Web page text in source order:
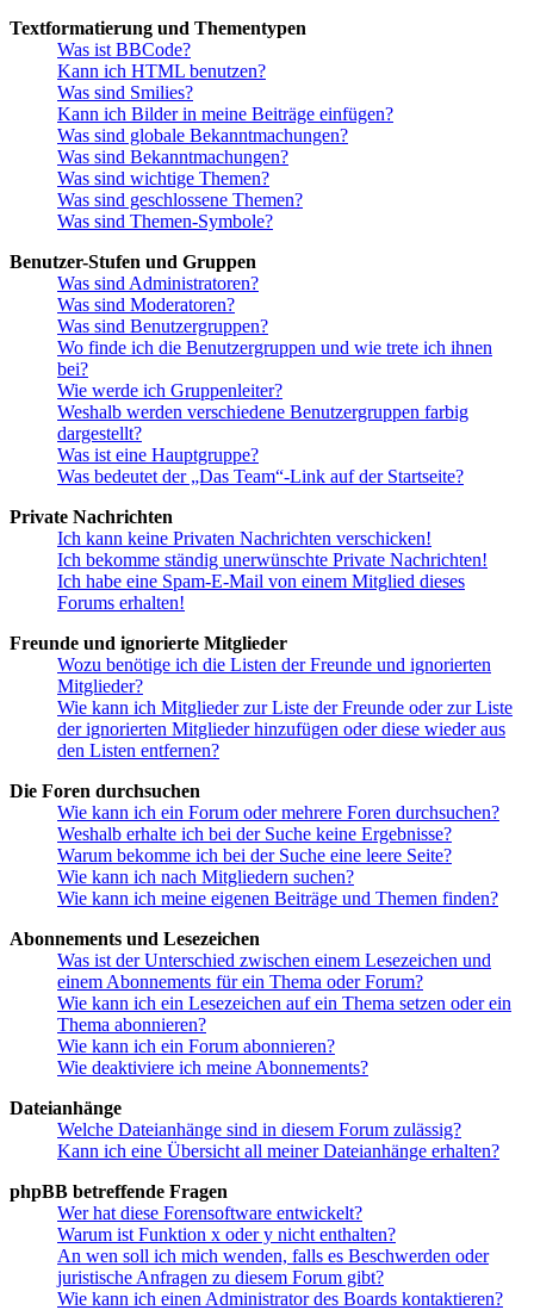
Textformatierung und Thementypen
Was ist BBCode?
Kann ich HTML benutzen?
Was sind Smilies?
Kann ich Bilder in meine Beiträge einfügen?
Was sind globale Bekanntmachungen?
Was sind Bekanntmachungen?
Was sind wichtige Themen?
Was sind geschlossene Themen?
Was sind Themen-Symbole?
Benutzer-Stufen und Gruppen
Was sind Administratoren?
Was sind Moderatoren?
Was sind Benutzergruppen?
Wo finde ich die Benutzergruppen und wie trete ich ihnen
bei?
Wie werde ich Gruppenleiter?
Weshalb werden verschiedene Benutzergruppen farbig
dargestellt?
Was ist eine Hauptgruppe?
Was bedeutet der „Das Team“-Link auf der Startseite?
Private Nachrichten
Ich kann keine Privaten Nachrichten verschicken!
Ich bekomme ständig unerwünschte Private Nachrichten!
Ich habe eine Spam-E-Mail von einem Mitglied dieses
Forums erhalten!
Freunde und ignorierte Mitglieder
Wozu benötige ich die Listen der Freunde und ignorierten
Mitglieder?
Wie kann ich Mitglieder zur Liste der Freunde oder zur Liste
der ignorierten Mitglieder hinzufügen oder diese wieder aus
den Listen entfernen?
Die Foren durchsuchen
Wie kann ich ein Forum oder mehrere Foren durchsuchen?
Weshalb erhalte ich bei der Suche keine Ergebnisse?
Warum bekomme ich bei der Suche eine leere Seite?
Wie kann ich nach Mitgliedern suchen?
Wie kann ich meine eigenen Beiträge und Themen finden?
Abonnements und Lesezeichen
Was ist der Unterschied zwischen einem Lesezeichen und
einem Abonnements für ein Thema oder Forum?
Wie kann ich ein Lesezeichen auf ein Thema setzen oder ein
Thema abonnieren?
Wie kann ich ein Forum abonnieren?
Wie deaktiviere ich meine Abonnements?
Dateianhänge
Welche Dateianhänge sind in diesem Forum zulässig?
Kann ich eine Übersicht all meiner Dateianhänge erhalten?
phpBB betreffende Fragen
Wer hat diese Forensoftware entwickelt?
Warum ist Funktion x oder y nicht enthalten?
An wen soll ich mich wenden, falls es Beschwerden oder
juristische Anfragen zu diesem Forum gibt?
Wie kann ich einen Administrator des Boards kontaktieren?